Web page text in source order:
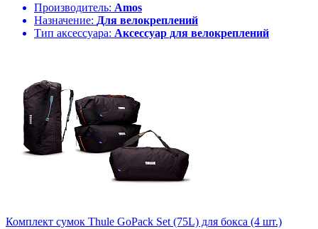
Производитель: Amos
Назначение: Для велокреплений
Тип аксессуара: Аксессуар для велокреплений
Комплект сумок Thule GoPack Set (75L) для бокса (4 шт.)